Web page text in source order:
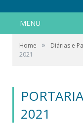
MENU
Home » Diárias e
2021
2021